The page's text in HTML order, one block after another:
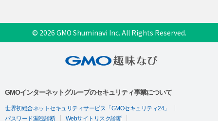
© 2026 GMO Shuminavi Inc. All Rights Reserved.